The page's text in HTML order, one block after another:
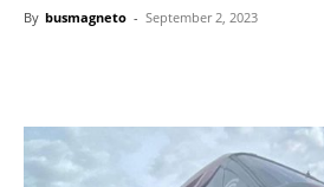
By busmagneto - September 2, 2023